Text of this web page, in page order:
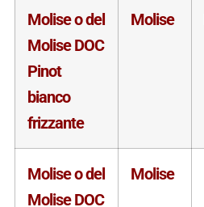
Molise o del
Molise DOC
Pinot
bianco
frizzante
Molise
Molise o del
Molise DOC
Molise